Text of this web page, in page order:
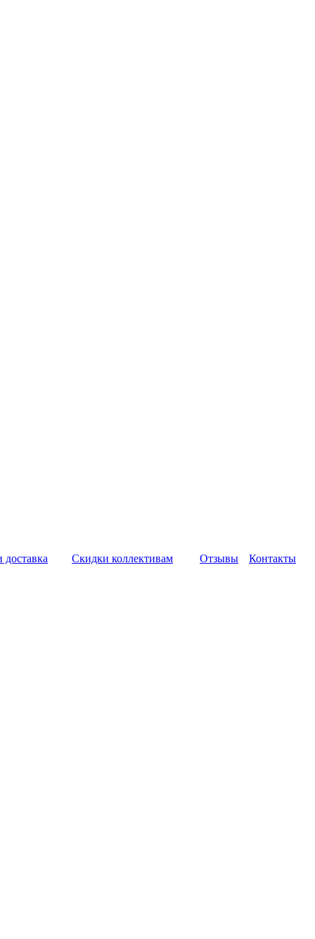
доставка Скидки коллективам Отзывы Контакты